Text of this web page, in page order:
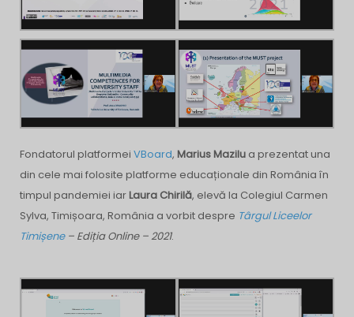
Fondatorul platformei VBoard, Marius Mazilu a prezentat una
din cele mai folosite platforme educaționale din România în
timpul pandemiei iar Laura Chirilă, elevă la Colegiul Carmen
Sylva, Timișoara, România a vorbit despre Târgul Liceelor
Timișene– Ediția Online – 2021.